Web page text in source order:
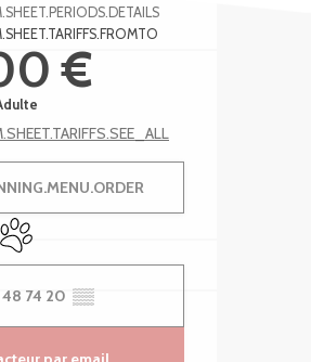
€
Animaux acceptés
74 20 ▒▒